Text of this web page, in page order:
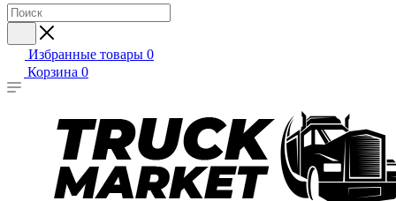
Избранные товары 0
Корзина 0